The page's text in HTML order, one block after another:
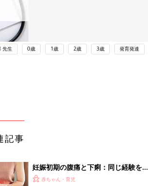
先生 0歳 1歳 2歳 3歳 発育発達
記事
妊娠初期の腹痛と下痢：同じ経験をし
た方いますか？－”まいにちのたまひ
赤ちゃん・育児